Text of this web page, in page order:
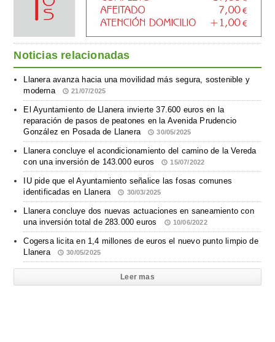
Noticias relacionadas
Llanera avanza hacia una movilidad más segura, sostenible y
moderna
21/07/2025
El Ayuntamiento de Llanera invierte 37.600 euros en la
reparación de pasos de peatones en la Avenida Prudencio
González en Posada de Llanera
30/05/2025
Llanera concluye el acondicionamiento del camino de la Vereda
con una inversión de 143.000 euros
15/07/2022
IU pide que el Ayuntamiento señalice las fosas comunes
identificadas en Llanera
30/03/2025
Llanera concluye dos nuevas actuaciones en saneamiento con
una inversión total de 283.000 euros
10/06/2022
Cogersa licita en 1,4 millones de euros el nuevo punto limpio de
Llanera
30/05/2025
Leer mas